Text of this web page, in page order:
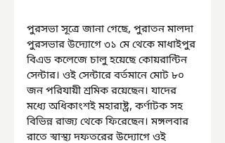
পুরসভা সূত্রে জানা গেছে, পুরাতন মালদা
পুরসভার উদ্যোগে ৩১ মে থেকে মাধাইপুর
বিএড কলেজে চালু হয়েছে কোয়রান্টিন
সেন্টার। ওই সেন্টারে বর্তমানে মোট ৮০
জন পরিযায়ী শ্রমিক রয়েছেন। যাদের
মধ্যে অধিকাংশই মহারাষ্ট্র, কর্ণাটক সহ
বিভিন্ন রাজ্য থেকে ফিরেছেন। মঙ্গলবার
রাতে স্বাস্থ্য দফতরের উদ্যোগে ওই